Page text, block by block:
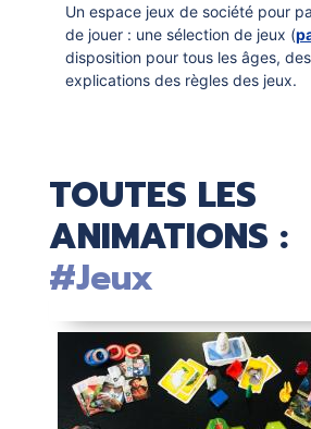
Un espace jeux de société pour
de jouer : une sélection de jeux (
disposition pour tous les âges,
explications des règles des jeux.
TOUTES LES
ANIMATIONS :
#Jeux